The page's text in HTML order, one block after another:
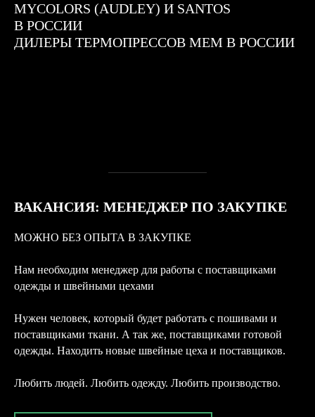
MYCOLORS (AUDLEY) И SANTOS
В РОССИИ
ДИЛЕРЫ ТЕРМОПРЕССОВ МЕМ В РОССИИ
ВАКАНСИЯ: МЕНЕДЖЕР ПО ЗАКУПКЕ
МОЖНО БЕЗ ОПЫТА В ЗАКУПКЕ
Нам необходим менеджер для работы с поставщиками
одежды и швейными цехами
Нужен человек, который будет работать с пошивами и
поставщиками ткани. А так же, поставщиками готовой
одежды. Находить новые швейные цеха и поставщиков.
Любить людей. Любить одежду. Любить производство.